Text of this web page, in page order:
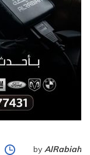
by AlRabiah